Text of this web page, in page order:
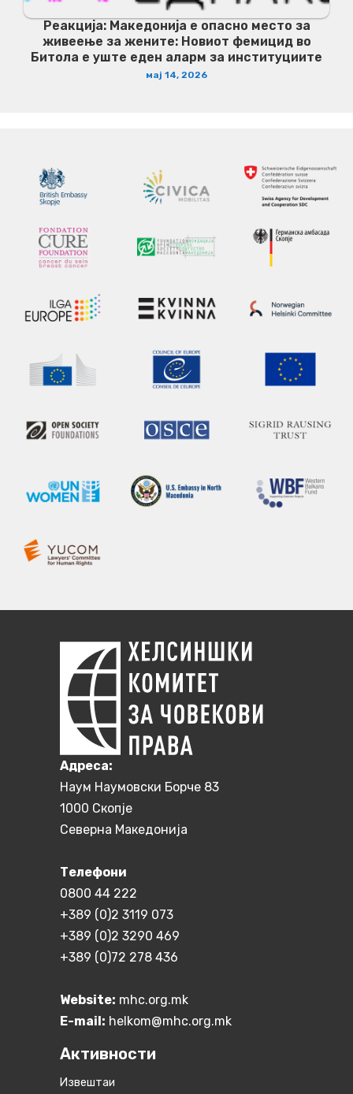
Реакција: Македонија е опасно место за
живеење за жените: Новиот фемицид во
Битола е уште еден аларм за институциите
мај 14, 2026
Aдреса:
Наум Наумовски Борче 83
1000 Скопје
Северна Македонија
Телефони
0800 44 222
+389 (0)2 3119 073
+389 (0)2 3290 469
+389 (0)72 278 436
Website: mhc.org.mk
E-mail: helkom@mhc.org.mk
Активности
Извештаи